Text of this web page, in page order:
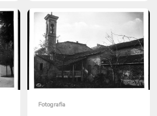
Fotografia